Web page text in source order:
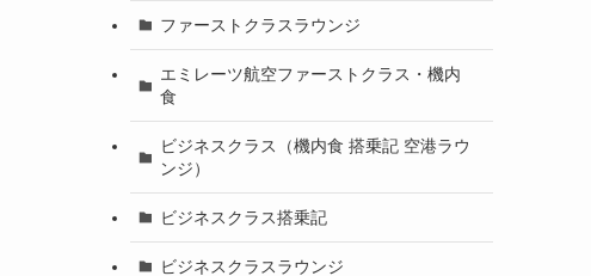
ファーストクラスラウンジ
エミレーツ航空ファーストクラス・機内
食
ビジネスクラス（機内食 搭乗記 空港ラウ
ンジ）
ビジネスクラス搭乗記
ビジネスクラスラウンジ